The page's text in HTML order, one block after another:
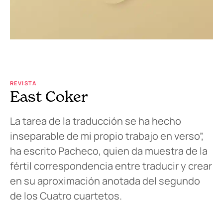
REVISTA
East Coker
La tarea de la traducción se ha hecho
inseparable de mi propio trabajo en verso”,
ha escrito Pacheco, quien da muestra de la
fértil correspondencia entre traducir y crear
en su aproximación anotada del segundo
de los Cuatro cuartetos.